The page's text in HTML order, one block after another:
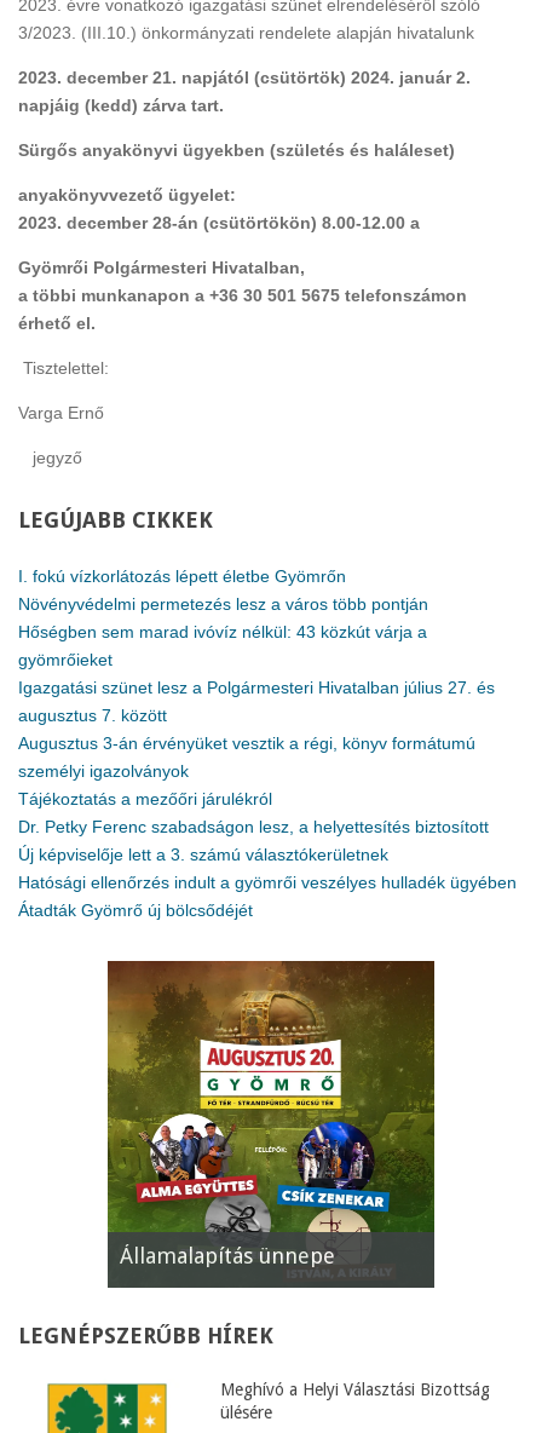
2023. évre vonatkozó igazgatási szünet elrendeléséről szóló
3/2023. (III.10.) önkormányzati rendelete alapján hivatalunk
2023. december 21. napjától (csütörtök) 2024. január 2.
napjáig (kedd) zárva tart.
Sürgős anyakönyvi ügyekben (születés és haláleset)
anyakönyvvezető ügyelet:
2023. december 28-án (csütörtökön) 8.00-12.00 a
Gyömrői Polgármesteri Hivatalban,
a többi munkanapon a +36 30 501 5675 telefonszámon
érhető el.
Tisztelettel:
Varga Ernő
jegyző
LEGÚJABB CIKKEK
I. fokú vízkorlátozás lépett életbe Gyömrőn
Növényvédelmi permetezés lesz a város több pontján
Hőségben sem marad ivóvíz nélkül: 43 közkút várja a
gyömrőieket
Igazgatási szünet lesz a Polgármesteri Hivatalban július 27. és
augusztus 7. között
Augusztus 3-án érvényüket vesztik a régi, könyv formátumú
személyi igazolványok
Tájékoztatás a mezőőri járulékról
Dr. Petky Ferenc szabadságon lesz, a helyettesítés biztosított
Új képviselője lett a 3. számú választókerületnek
Hatósági ellenőrzés indult a gyömrői veszélyes hulladék ügyében
Átadták Gyömrő új bölcsődéjét
Államalapítás ünnepe
LEGNÉPSZERŰBB HÍREK
Meghívó a Helyi Választási Bizottság
ülésére